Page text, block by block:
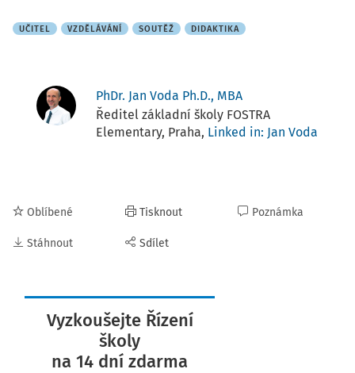
UČITEL VZDĚLÁVÁNÍ SOUTĚŽ DIDAKTIKA
PhDr. Jan Voda Ph.D., MBA
Ředitel základní školy FOSTRA
Elementary, Praha, Linked in: Jan Voda
Oblíbené
Stáhnout
Tisknout
Sdílet
Poznámka
Vyzkoušejte Řízení
školy
na 14 dní zdarma